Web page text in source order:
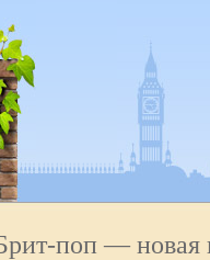
поп — новая